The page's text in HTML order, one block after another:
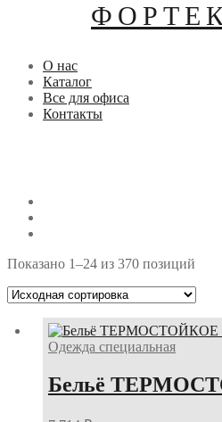
О нас
Каталог
Все для офиса
Контакты
Показано 1–24 из 370 позиций
Одежда специальная
Бельё